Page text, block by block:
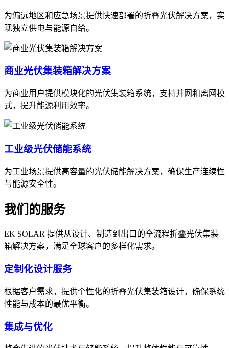
为偏远地区和应急场景提供快速部署的折叠光伏解决方案，实
现独立供电与能源自给。
商业光伏集装箱解决方案
为商业用户提供模块化的光伏集装箱系统，支持并网和离网模
式，提升能源利用效率。
工业级光伏储能系统
为工业场景提供高容量的光伏储能解决方案，确保生产连续性
与能源安全性。
我们的服务
EK SOLAR 提供从设计、制造到出口的全流程折叠光伏集装
箱解决方案，满足全球客户的多样化需求。
定制化设计服务
根据客户需求，提供个性化的折叠光伏集装箱设计，确保系统
性能与成本的最优平衡。
集成与优化